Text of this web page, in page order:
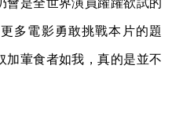
多電影勇敢挑戰本片的題
加葷食者如我，真的是並不